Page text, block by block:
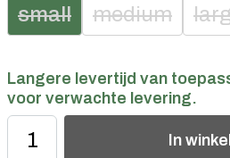
small medium
Langere levertijd van
voor verwachte levering.
In